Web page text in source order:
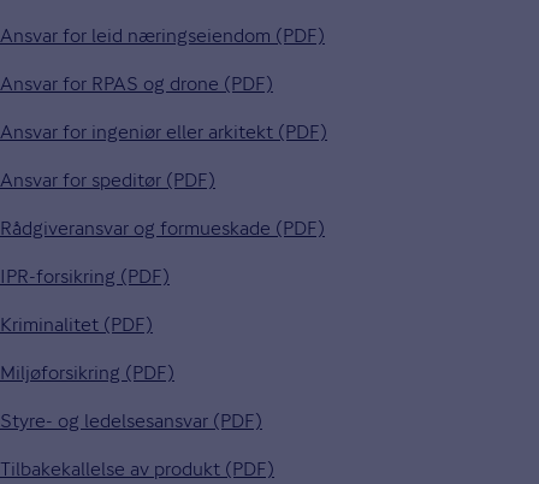
Ansvar for leid næringseiendom (PDF)
Ansvar for RPAS og drone (PDF)
Ansvar for ingeniør eller arkitekt (PDF)
Ansvar for speditør (PDF)
Rådgiveransvar og formueskade (PDF)
IPR-forsikring (PDF)
Kriminalitet (PDF)
Miljøforsikring (PDF)
Styre- og ledelsesansvar (PDF)
Tilbakekallelse av produkt (PDF)